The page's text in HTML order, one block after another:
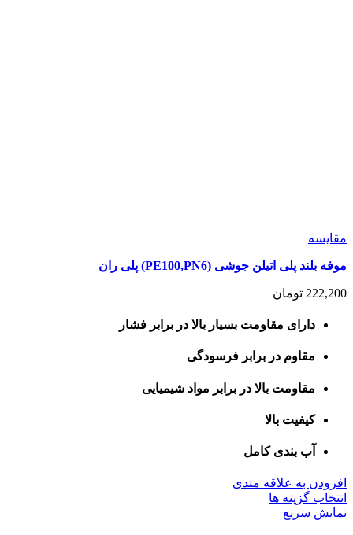
مقايسه
موفه بلند پلی اتیلن جوشی (PE100,PN6) پلی ران
222,200 تومان
دارای مقاومت بسیار بالا در برابر فشار
مقاوم در برابر فرسودگی
مقاومت بالا در برابر مواد شیمیایی
کیفیت بالا
آب بندی کامل
افزودن به علاقه مندی
انتخاب گزینه ها
نمایش سریع